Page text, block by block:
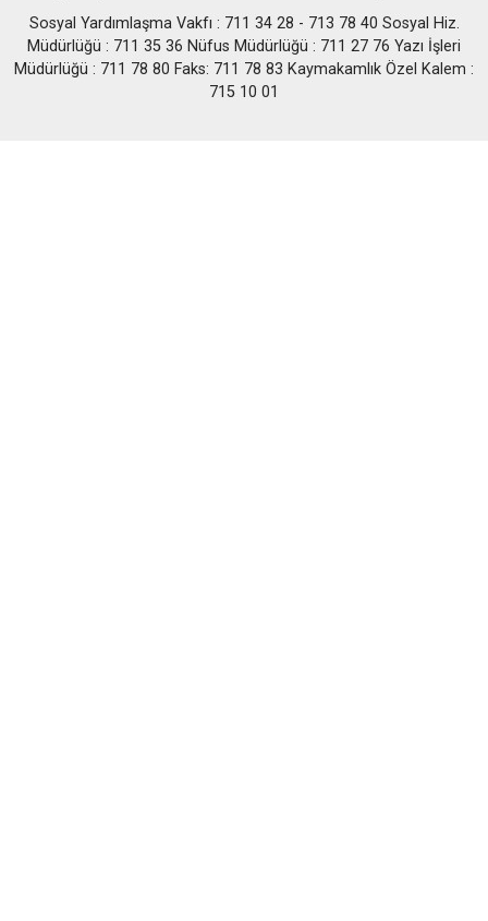
Sosyal Yardımlaşma Vakfı : 711 34 28 - 713 78 40 Sosyal Hiz.
Müdürlüğü : 711 35 36 Nüfus Müdürlüğü : 711 27 76 Yazı İşleri
Müdürlüğü : 711 78 80 Faks: 711 78 83 Kaymakamlık Özel Kalem :
715 10 01